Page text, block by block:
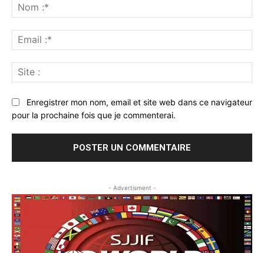
:*
:*
:
Enregistrer mon nom, email et site web dans ce navigateur
pour la prochaine fois que je commenterai.
- Advertisment -